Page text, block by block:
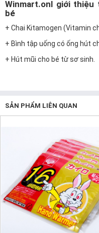
Winmart.onl giới thiệu
bé
+ Chai Kitamogen (Vitamin
+ Bình tập uống có ống hút
+ Hút mũi cho bé từ sơ sinh.
SẢN PHẨM LIÊN QUAN